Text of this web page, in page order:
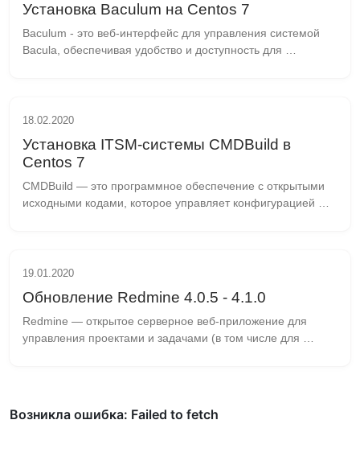
Установка Baculum на Centos 7
Baculum - это веб-интерфейс для управления системой
Bacula, обеспечивая удобство и доступность для
18.02.2020
Установка ITSM-системы CMDBuild в
Centos 7
CMDBuild — это программное обеспечение с открытыми
исходными кодами, которое управляет конфигурацией
19.01.2020
Обновление Redmine 4.0.5 - 4.1.0
Redmine — открытое серверное веб-приложение для
управления проектами и задачами (в том числе для